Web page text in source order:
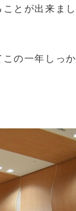
とが出来まし
の一年しっか